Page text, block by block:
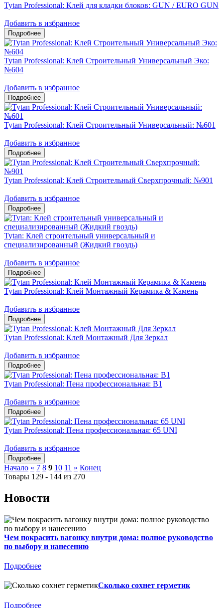
Tytan Professional: Клей для кладки блоков: GUN / EURO GUN
Добавить в избранное
Tytan Professional: Клей Строительный Универсальный Эко:
№604
Добавить в избранное
Tytan Professional: Клей Строительный Универсальный: №601
Добавить в избранное
Tytan Professional: Клей Строительный Сверхпрочный: №901
Добавить в избранное
Tytan: Клей строительный универсальный и
специализированный (Жидкий гвоздь)
Добавить в избранное
Tytan Professional: Клей Монтажный Керамика & Камень
Добавить в избранное
Tytan Professional: Клей Монтажный Для Зеркал
Добавить в избранное
Tytan Professional: Пена профессиональная: B1
Добавить в избранное
Tytan Professional: Пена профессиональная: 65 UNI
Добавить в избранное
Начало « 7 8 9 10 11 » Конец
Товары 129 - 144 из 270
Новости
Чем покрасить вагонку внутри дома: полное руководство
по выбору и нанесению
Подробнее
Сколько сохнет герметик
Подробнее